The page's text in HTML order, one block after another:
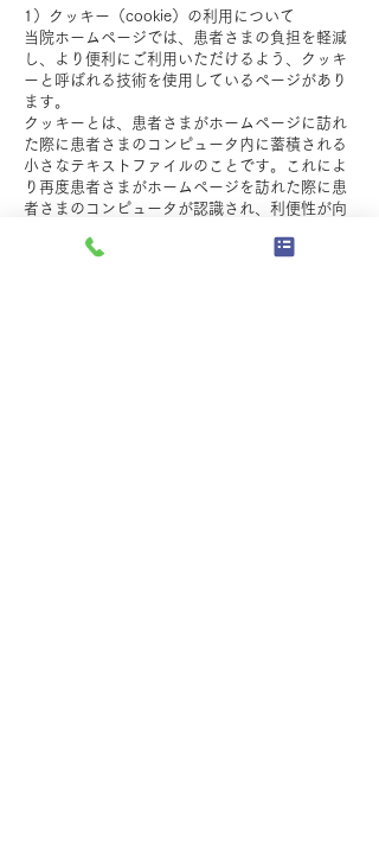
1）クッキー（cookie）の利用について
当院ホームページでは、患者さまの負担を軽減
し、より便利にご利用いただけるよう、クッキ
ーと呼ばれる技術を使用しているページがあり
ます。
クッキーとは、患者さまがホームページに訪れ
た際に患者さまのコンピュータ内に蓄積される
小さなテキストファイルのことです。これによ
り再度患者さまがホームページを訪れた際に患
者さまのコンピュータが認識され、利便性が向
情報は残りません。